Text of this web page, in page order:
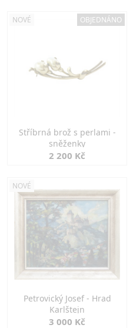
NOVÉ OBJEDNÁNO
Stříbrná brož s perlami -
sněženky
2 200 Kč
NOVÉ
Petrovický Josef - Hrad
Karlštejn
3 000 Kč